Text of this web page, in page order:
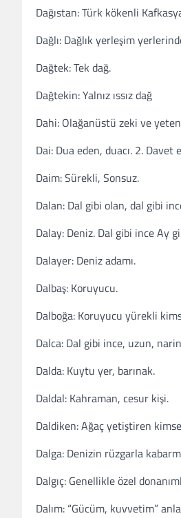
Dağıstan: Türk kökenli
Dağlı: Dağlık yerleşim
Dağtek: Tek dağ.
Dağtekin: Yalnız ıssız dağ
Dahi: Olağanüstü zeki ve
Dai: Dua eden, duacı. 2. Davet
Daim: Sürekli, Sonsuz.
Dalan: Dal gibi olan, dal gibi
Dalay: Deniz. Dal gibi ince Ay
Dalayer: Deniz adamı.
Dalbaş: Koruyucu.
Dalboğa: Koruyucu yürekli
Dalca: Dal gibi ince, uzun,
Dalda: Kuytu yer, barınak.
Daldal: Kahraman, cesur kişi.
Daldiken: Ağaç yetiştiren
Dalga: Denizin rüzgarla
Dalgıç: Genellikle özel
Dalım: “Gücüm, kuvvetim”